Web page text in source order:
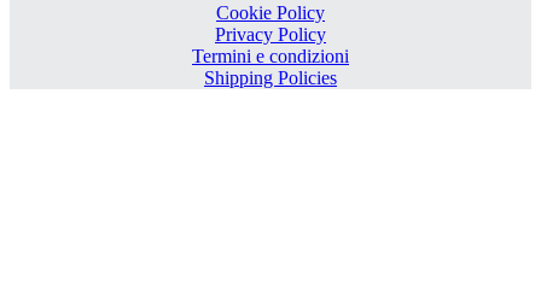
Cookie Policy
Privacy Policy
Termini e condizioni
Shipping Policies